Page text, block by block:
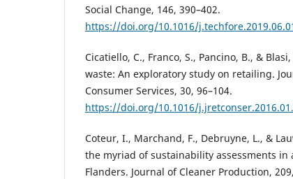
Social Change, 146, 390–402.
https://doi.org/10.1016/
Cicatiello, C., Franco, S., Pancino, B., &
waste: An exploratory study on retailing.
Consumer Services, 30, 96–104.
https://doi.org/10.1016/
Coteur, I., Marchand, F., Debruyne, L., &
the myriad of sustainability assessments in
Flanders. Journal of Cleaner Production,